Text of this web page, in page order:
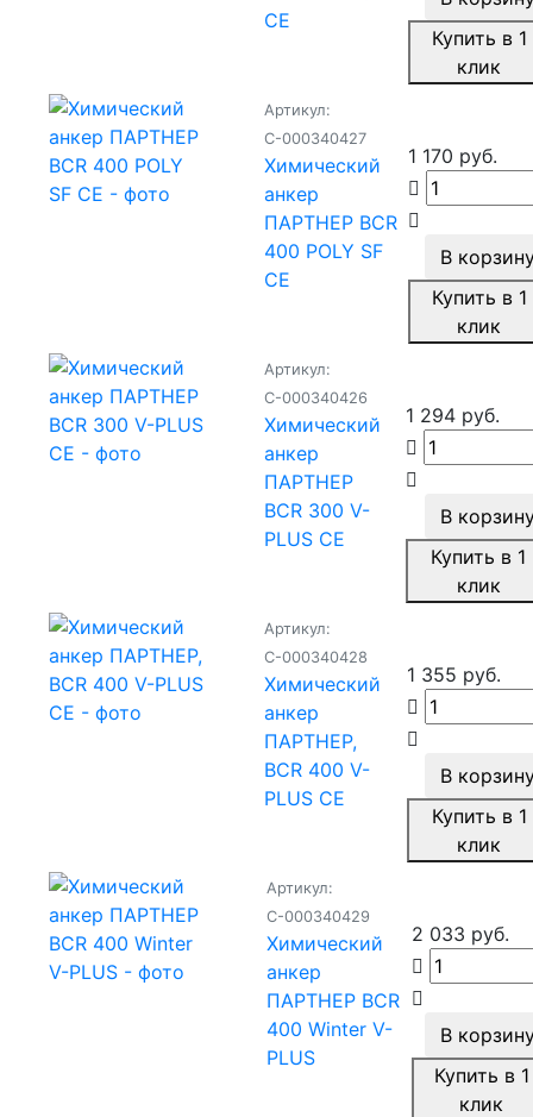
CE
Купить в 1
клик
Артикул:
С-000340427
Химический
анкер
ПАРТНЕР BCR
400 POLY SF
CE
1 170 руб.
В
Купить в 1
клик
Артикул:
С-000340426
Химический
анкер
ПАРТНЕР
BCR 300 V-
PLUS CE
1 294 руб.
В
Купить в 1
клик
Артикул:
С-000340428
Химический
анкер
ПАРТНЕР,
BCR 400 V-
PLUS CE
1 355 руб.
В
Купить в 1
клик
Артикул:
С-000340429
Химический
анкер
ПАРТНЕР BCR
400 Winter V-
PLUS
2 033 руб.
В
Купить в 1
клик